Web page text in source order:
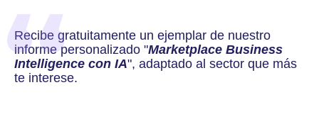
Recibe gratuitamente un ejemplar de nuestro
informe personalizado "Marketplace Business
Intelligence con IA", adaptado al sector que más
te interese.